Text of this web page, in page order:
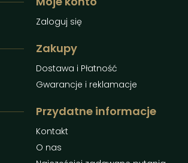
Zaloguj się
Zakupy
Dostawa i Płatność
Gwarancje i reklamacje
Przydatne informacje
Kontakt
O nas